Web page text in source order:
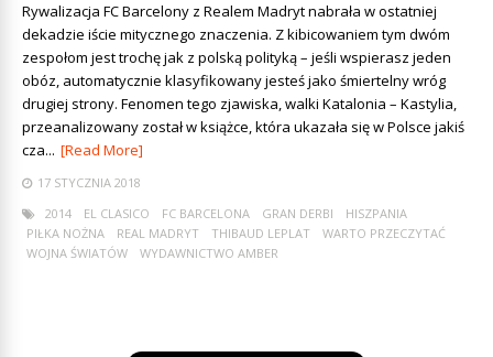
Rywalizacja FC Barcelony z Realem Madryt nabrała w ostatniej
dekadzie iście mitycznego znaczenia. Z kibicowaniem tym dwóm
zespołom jest trochę jak z polską polityką – jeśli wspierasz jeden
obóz, automatycznie klasyfikowany jesteś jako śmiertelny wróg
drugiej strony. Fenomen tego zjawiska, walki Katalonia – Kastylia,
przeanalizowany został w książce, która ukazała się w Polsce jakiś
cza... [Read More]
17 STYCZNIA 2018
2014
EL CLASICO FC BARCELONA GRAN DERBI
HISZPANIA
PIŁKA NOŻNA
REAL MADRYT THIBAUD LEPLAT
WARTO PRZECZYTAĆ
WOJNA ŚWIATÓW
WYDAWNICTWO AMBER